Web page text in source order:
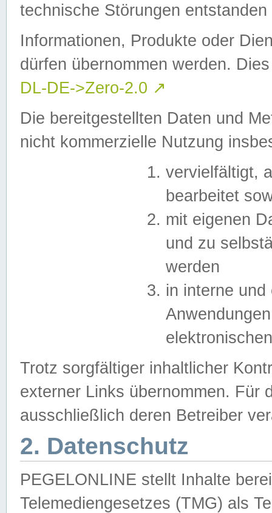
technische Störungen
Informationen, Produkte oder
dürfen übernommen werden.
DL-DE->Zero-2.0 ↗
Die bereitgestellten Daten und
nicht kommerzielle Nutzung
vervielfältigt,
bearbeitet
mit eigenen
und zu
werden
in interne
Trotz sorgfältiger inhaltlicher
externer Links übernommen. Für
ausschließlich deren Betreiber
2. Datenschutz
PEGELONLINE stellt Inhalte
Telemediengesetzes (TMG) als